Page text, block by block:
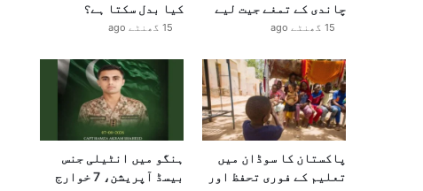
چاندی کے تمغے جیت لیے
15 گھنٹے ago
کیا بدل سکتا ہے؟
15 گھنٹے ago
پاکستان کا سوڈان میں
تعلیم کے فوری تحفظ اور
ہنگو میں انٹیلی جنس
بیسڈ آپریشن، 7 خوارج